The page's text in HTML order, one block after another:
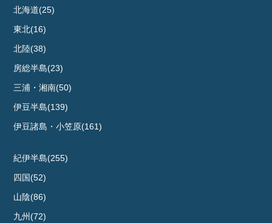
北海道(25)
東北(16)
北陸(38)
房総半島(23)
三浦・湘南(50)
伊豆半島(139)
伊豆諸島・小笠原(161)
紀伊半島(255)
四国(52)
山陰(86)
九州(72)